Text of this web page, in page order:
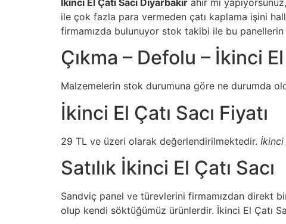
İkinci El Çatı Sacı Diyarbakır ahır mı
ile çok fazla para vermeden çatı kaplama işini
firmamızda bulunuyor stok takibi ile bu panellerin
Çıkma – Defolu – İkinci
Malzemelerin stok durumuna göre ne durumda
İkinci El Çatı Sacı Fiyatı
29 TL ve üzeri olarak değerlendirilmektedir. İkinci
Satılık İkinci El Çatı Sacı
Sandviç panel ve türevlerini firmamızdan direkt
olup kendi söktüğümüz ürünlerdir. İkinci El Çatı